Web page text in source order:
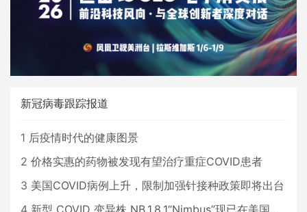
新冠病毒跟踪报道
1 后疫情时代的健康图景
2 价格实惠的药物被发现有望治疗重症COVID患者
3 美国COVID病例上升，限制加强针接种政策即将出台